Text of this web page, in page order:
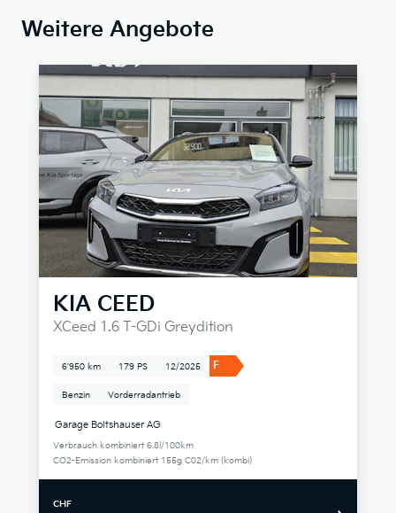
Weitere Angebote
KIA CEED
XCeed 1.6 T-GDi Greydition
6'950 km 179 PS 12/2025 F
Benzin Vorderradantrieb
Garage Boltshauser AG
Verbrauch kombiniert 6.8l/100km
CO2-Emission kombiniert 155g C02/km (kombi)
CHF